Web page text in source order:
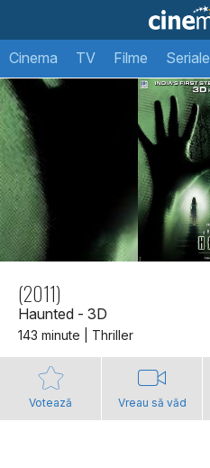
Cinema TV Filme Seriale
(2011)
Haunted - 3D
143 minute | Thriller
Votează Vreau să văd